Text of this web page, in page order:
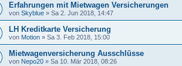
Erfahrungen mit Mietwagen Versicherungen
von Skyblue » Sa 2. Jun 2018, 14:47
LH Kreditkarte Versicherung
von Motion » Sa 3. Feb 2018, 15:00
Mietwagenversicherung Ausschlüsse
von Nepo20 » Sa 10. Mär 2018, 08:26